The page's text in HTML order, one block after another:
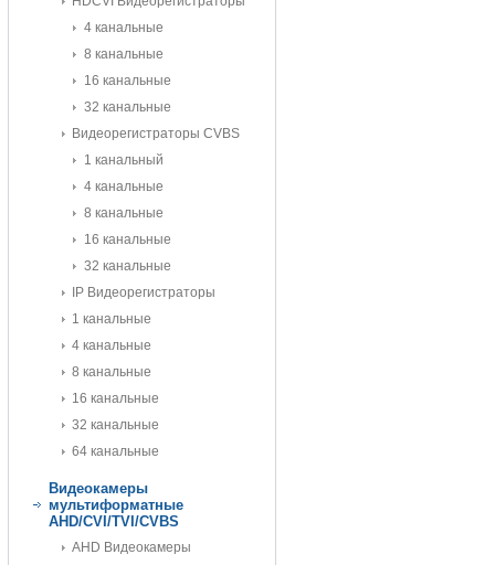
4 канальные
8 канальные
16 канальные
32 канальные
Видеорегистраторы CVBS
1 канальный
4 канальные
8 канальные
16 канальные
32 канальные
IP Видеорегистраторы
1 канальные
4 канальные
8 канальные
16 канальные
32 канальные
64 канальные
Видеокамеры
мультиформатные
AHD/CVI/TVI/CVBS
AHD Видеокамеры